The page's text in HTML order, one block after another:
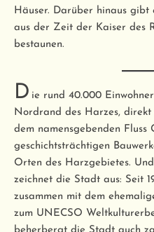
Häuser. Darüber hinaus
aus der Zeit der Kaiser des
bestaunen.
D ie rund 40.000
Nordrand des Harzes,
dem namensgebenden Fluss
geschichtsträchtigen
Orten des Harzgebietes.
zeichnet die Stadt aus: Seit
zusammen mit dem
zum UNECSO